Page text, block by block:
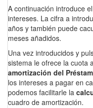
A continuación introduce
intereses. La cifra a
años y también puede
meses añadidos.
Una vez introducidos y
sistema le ofrece la cuota
amortización del
los intereses a pagar en
podemos facilitarle la
cuadro de amortización.